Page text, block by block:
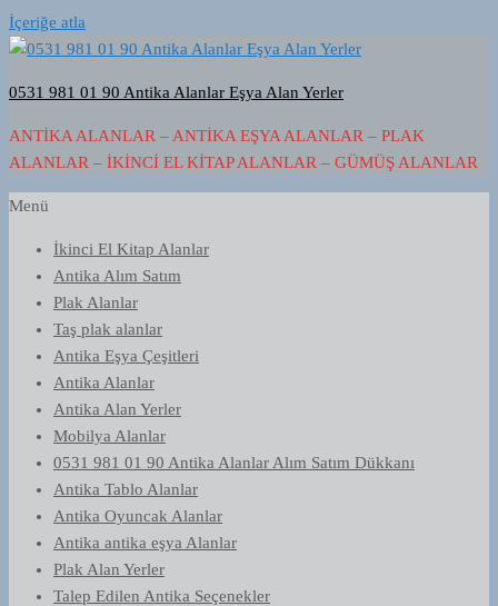
İçeriğe atla
0531 981 01 90 Antika Alanlar Eşya Alan Yerler
ANTIKA ALANLAR – ANTIKA EŞYA ALANLAR – PLAK
ALANLAR – İKINCI EL KITAP ALANLAR – GÜMÜŞ ALANLAR
Menü
İkinci El Kitap Alanlar
Antika Alım Satım
Plak Alanlar
Taş plak alanlar
Antika Eşya Çeşitleri
Antika Alanlar
Antika Alan Yerler
Mobilya Alanlar
0531 981 01 90 Antika Alanlar Alım Satım Dükkanı
Antika Tablo Alanlar
Antika Oyuncak Alanlar
Antika antika eşya Alanlar
Plak Alan Yerler
Talep Edilen Antika Seçenekler